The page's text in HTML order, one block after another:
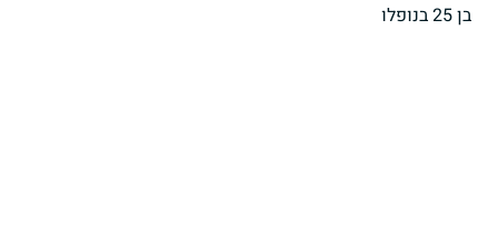
בן 25 בנופלו